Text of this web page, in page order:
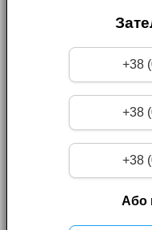
+38
+38
+38
Або